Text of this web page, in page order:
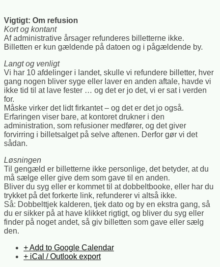
Vigtigt: Om refusion
Kort og kontant
Af administrative årsager refunderes billetterne ikke.
Billetten er kun gældende på datoen og i pågældende by.
Langt og venligt
Vi har 10 afdelinger i landet, skulle vi refundere billetter, hver
gang nogen bliver syge eller laver en anden aftale, havde vi
ikke tid til at lave fester … og det er jo det, vi er sat i verden
for.
Måske virker det lidt firkantet – og det er det jo også.
Erfaringen viser bare, at kontoret drukner i den
administration, som refusioner medfører, og det giver
forvirring i billetsalget på selve aftenen. Derfor gør vi det
sådan.
Løsningen
Til gengæld er billetterne ikke personlige, det betyder, at du
må sælge eller give dem som gave til en anden.
Bliver du syg eller er kommet til at dobbeltbooke, eller har du
trykket på det forkerte link, refunderer vi altså ikke.
Så: Dobbelttjek kalderen, tjek dato og by en ekstra gang, så
du er sikker på at have klikket rigtigt, og bliver du syg eller
finder på noget andet, så giv billetten som gave eller sælg
den.
+ Add to Google Calendar
+ iCal / Outlook export